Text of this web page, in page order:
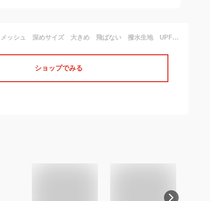
ランニングキャップ メッシュ 深めサイズ 大きめ 飛ばない 撥水生地 UPF50 UVカット ジョギング 日よけ 帽子 速乾 通気性 スポーツキャップ レディース キャップ メンズ キャップ
ショップでみる